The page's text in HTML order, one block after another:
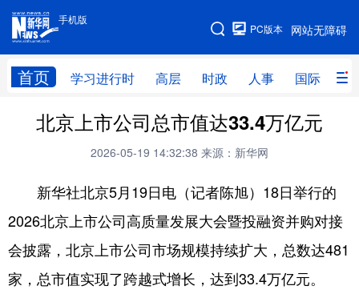
手机版
网站无障碍
PC版本
首页 学习进行时 高层 时政 人事 国际 财
手机版
网站地图
学习进行时 高层 时政 人事
财经 网评
台湾 思客智库 全球连线 教育
科技 科普 体育 文化
健康 军事 访谈 视频
图片 中央文件 金融 汽车
北京上市公司总市值达33.4万亿元
2026-05-19 14:32:38 来源：新华网
新华社北京5月19日电（记者陈旭）18日举行的
2026北京上市公司高质量发展大会暨投融资并购对接
会披露，北京上市公司市场规模持续扩大，总数达481
家，总市值实现了跨越式增长，达到33.4万亿元。